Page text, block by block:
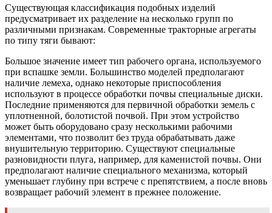
Существующая классификация подобных изделий
предусматривает их разделение на несколько групп по
различными признакам. Современные тракторные агрегаты
по типу тяги бывают:
Большое значение имеет тип рабочего органа, используемого
при вспашке земли. Большинство моделей предполагают
наличие лемеха, однако некоторые приспособления
используют в процессе обработки почвы специальные диски.
Последние применяются для первичной обработки земель с
уплотненной, болотистой почвой. При этом устройство
может быть оборудовано сразу несколькими рабочими
элементами, что позволит без труда обрабатывать даже
внушительную территорию. Существуют специальные
разновидности плуга, например, для каменистой почвы. Они
предполагают наличие специального механизма, который
уменьшает глубину при встрече с препятствием, а после вновь
возвращает рабочий элемент в прежнее положение.